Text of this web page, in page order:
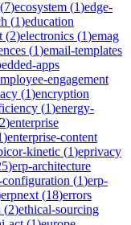
(7)ecosystem (1)edge-
(1)education
(2)electronics (1)emag
(1)email-templates
apps
engagement
(1)encryption
(1)energy-
2)enterprise
)enterprise-content
kinetic (1)eprivacy
)erp-architecture
configuration (1)erp-
erpnext (18)errors
(2)ethical-sourcing